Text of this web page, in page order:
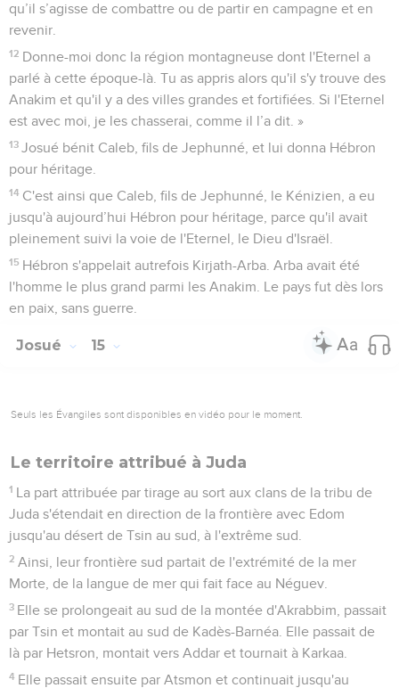
qu’il s’agisse de combattre ou de partir en campagne et en
revenir.
12 Donne-moi donc la région montagneuse dont l'Eternel a
parlé à cette époque-là. Tu as appris alors qu'il s'y trouve des
Anakim et qu'il y a des villes grandes et fortifiées. Si l'Eternel
est avec moi, je les chasserai, comme il l’a dit. »
13 Josué bénit Caleb, fils de Jephunné, et lui donna Hébron
pour héritage.
14 C'est ainsi que Caleb, fils de Jephunné, le Kénizien, a eu
jusqu'à aujourd’hui Hébron pour héritage, parce qu'il avait
pleinement suivi la voie de l'Eternel, le Dieu d'Israël.
15 Hébron s'appelait autrefois Kirjath-Arba. Arba avait été
l'homme le plus grand parmi les Anakim. Le pays fut dès lors
en paix, sans guerre.
Josué 15
Seuls les Évangiles sont disponibles en vidéo pour le moment.
Le territoire attribué à Juda
1 La part attribuée par tirage au sort aux clans de la tribu de
Juda s'étendait en direction de la frontière avec Edom
jusqu'au désert de Tsin au sud, à l'extrême sud.
2 Ainsi, leur frontière sud partait de l'extrémité de la mer
Morte, de la langue de mer qui fait face au Néguev.
3 Elle se prolongeait au sud de la montée d'Akrabbim, passait
par Tsin et montait au sud de Kadès-Barnéa. Elle passait de
là par Hetsron, montait vers Addar et tournait à Karkaa.
4 Elle passait ensuite par Atsmon et continuait jusqu'au